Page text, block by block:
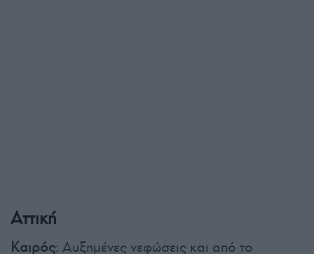
Αττική
Καιρός: Αυξημένες νεφώσεις και από το